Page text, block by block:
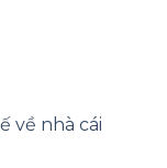
về nhà cái